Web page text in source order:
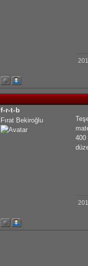
f-r-t-b
Fırat Bekiroğlu
400